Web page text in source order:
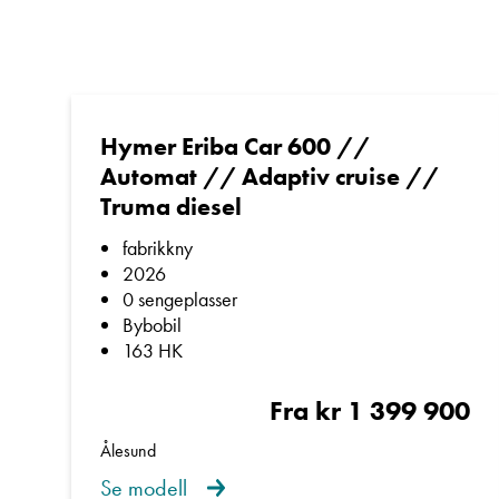
Truma Combi
Gassalarm
for
Markise –
Sykkelstativ – ta
Hymer Eriba Car 600 //
Automat // Adaptiv cruise //
Truma diesel
fabrikkny
2026
0 sengeplasser
Bybobil
163 HK
Fra kr 1 399 900
Ålesund
Se modell